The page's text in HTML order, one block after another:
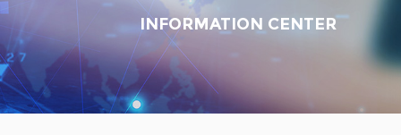
危废鉴定
查 更多
害检测
地检测
品检测
生检测
洁净度检测
化妆品检测
水资源检测
毒理检测
INFORMATION CENTER